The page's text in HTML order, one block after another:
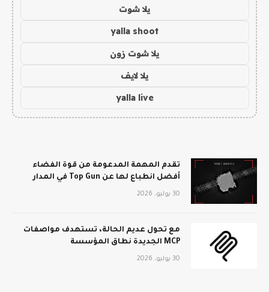
يلا شوت
yalla shoot
يلا شوت زون
يلا لايف
yalla live
تقدم المهمة المدعومة من قوة الفضاء
أفضل انطباع لها عن Top Gun في المدار
30 يوليو، 2026
مع تحول عديم الحالة، تستهدف مواصفات
MCP الجديدة نطاق المؤسسة
30 يوليو، 2026